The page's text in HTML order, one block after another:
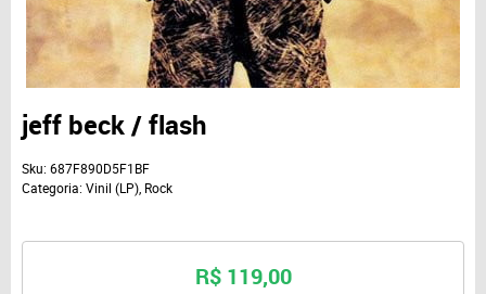
jeff beck / flash
Sku: 687F890D5F1BF
Categoria: Vinil (LP), Rock
R$ 119,00